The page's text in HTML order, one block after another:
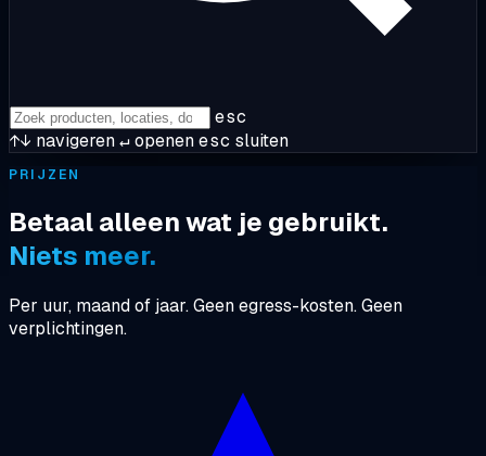
esc
↑↓ navigeren↵openenesc sluiten
PRIJZEN
Betaal alleen wat je gebruikt.
Niets meer.
Per uur, maand of jaar. Geen egress-kosten. Geen
verplichtingen.